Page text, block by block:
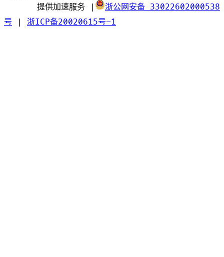
提供加速服务 |
浙公网安备 33022602000538
号 | 浙ICP备20020615号-1